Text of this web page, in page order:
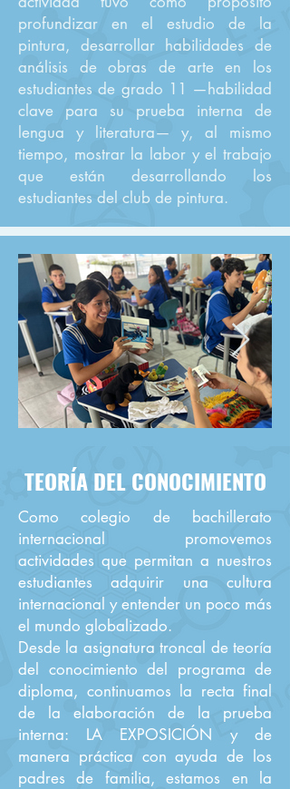
profundizar en el estudio de la
pintura, desarrollar habilidades de
análisis de obras de arte en los
estudiantes de grado 11 —habilidad
clave para su prueba interna de
lengua y literatura— y, al mismo
tiempo, mostrar la labor y el trabajo
que están desarrollando los
estudiantes del club de pintura.​
TEORÍA DEL CONOCIMIENTO
Como colegio de bachillerato
internacional promovemos
actividades que permitan a nuestros
estudiantes adquirir una cultura
internacional y entender un poco más
el mundo globalizado.
Desde la asignatura troncal de teoría
del conocimiento del programa de
diploma, continuamos la recta final
de la elaboración de la prueba
interna: LA EXPOSICIÓN y de
manera práctica con ayuda de los
padres de familia, estamos en la